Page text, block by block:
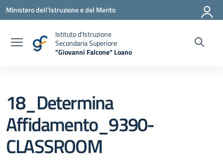
Vai ai contenuti
Vai al menu di navigazione
Vai al footer
Ministero dell'Istruzione e del Merito
Istituto d'Istruzione
Secondaria Superiore
"Giovanni Falcone" Loano
18_Determina
Affidamento_9390-
CLASSROOM